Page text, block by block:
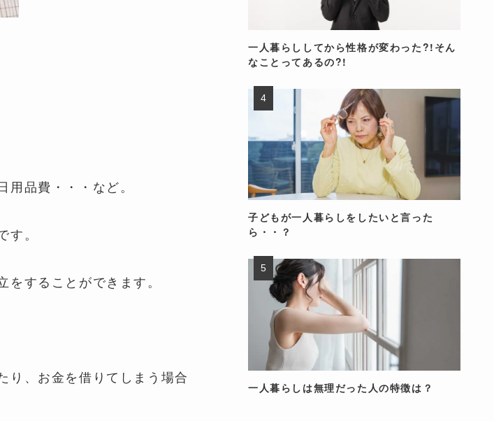
品費・・・など。
。
することができます。
り、お金を借りてしまう場合
一人暮らししてから性格が変わった?!そん
なことってあるの?!
子どもが一人暮らしをしたいと言った
ら・・？
一人暮らしは無理だった人の特徴は？